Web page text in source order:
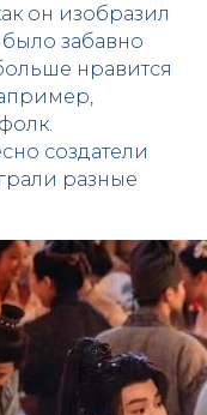
он изобразил
забавно
нравится
создатели
разные